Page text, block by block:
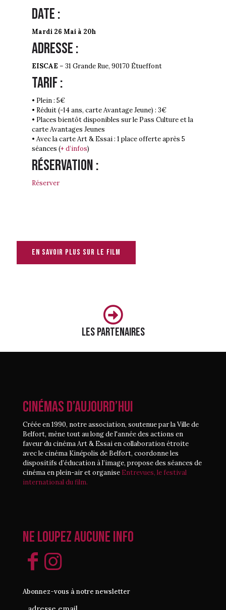
Date :
Mardi 26 Mai à 20h
Adresse :
EISCAE – 31 Grande Rue, 90170 Étueffont
Tarif :
• Plein : 5€
• Réduit (-14 ans, carte Avantage Jeune) : 3€
• Places bientôt disponibles sur le Pass Culture et la
carte Avantages Jeunes
• Avec la carte Art & Essai : 1 place offerte après 5
séances (+ d’infos)
Réservation :
Réserver
En savoir plus sur le film
Les partenaires
CINÉMAS D’AUJOURD’HUI
Créée en 1990, notre association, soutenue par la Ville de
Belfort, mène tout au long de l'année des actions en
faveur du cinéma Art & Essai en collaboration étroite
avec le cinéma Kinépolis de Belfort, coordonne les
dispositifs d’éducation à l’image, propose des séances de
cinéma en plein-air et organise Entrevues, le festival
international du film.
Ne loupez aucune info
Abonnez-vous à notre newsletter